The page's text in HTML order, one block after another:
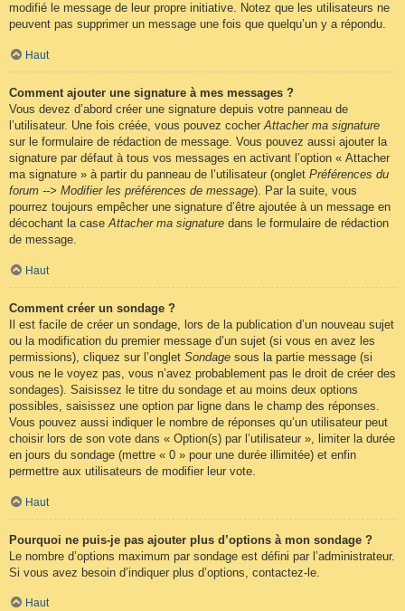
modifié le message de leur propre initiative. Notez que les utilisateurs ne
peuvent pas supprimer un message une fois que quelqu’un y a répondu.
Haut
Comment ajouter une signature à mes messages ?
Vous devez d’abord créer une signature depuis votre panneau de
l’utilisateur. Une fois créée, vous pouvez cocherAttacher ma signature
sur le formulaire de rédaction de message. Vous pouvez aussi ajouter la
signature par défaut à tous vos messages en activant l’option « Attacher
ma signature » à partir du panneau de l’utilisateur (onglet Préférences du
forum --> Modifier les préférences de message). Par la suite, vous
pourrez toujours empêcher une signature d’être ajoutée à un message en
décochant la caseAttacher ma signature dans le formulaire de rédaction
de message.
Haut
Comment créer un sondage ?
Il est facile de créer un sondage, lors de la publication d’un nouveau sujet
ou la modification du premier message d’un sujet (si vous en avez les
permissions), cliquez sur l’onglet Sondage sous la partie message (si
vous ne le voyez pas, vous n’avez probablement pas le droit de créer des
sondages). Saisissez le titre du sondage et au moins deux options
possibles, saisissez une option par ligne dans le champ des réponses.
Vous pouvez aussi indiquer le nombre de réponses qu’un utilisateur peut
choisir lors de son vote dans « Option(s) par l’utilisateur », limiter la durée
en jours du sondage (mettre « 0 » pour une durée illimitée) et enfin
permettre aux utilisateurs de modifier leur vote.
Haut
Pourquoi ne puis-je pas ajouter plus d’options à mon sondage ?
Le nombre d’options maximum par sondage est défini par l’administrateur.
Si vous avez besoin d’indiquer plus d’options, contactez-le.
Haut